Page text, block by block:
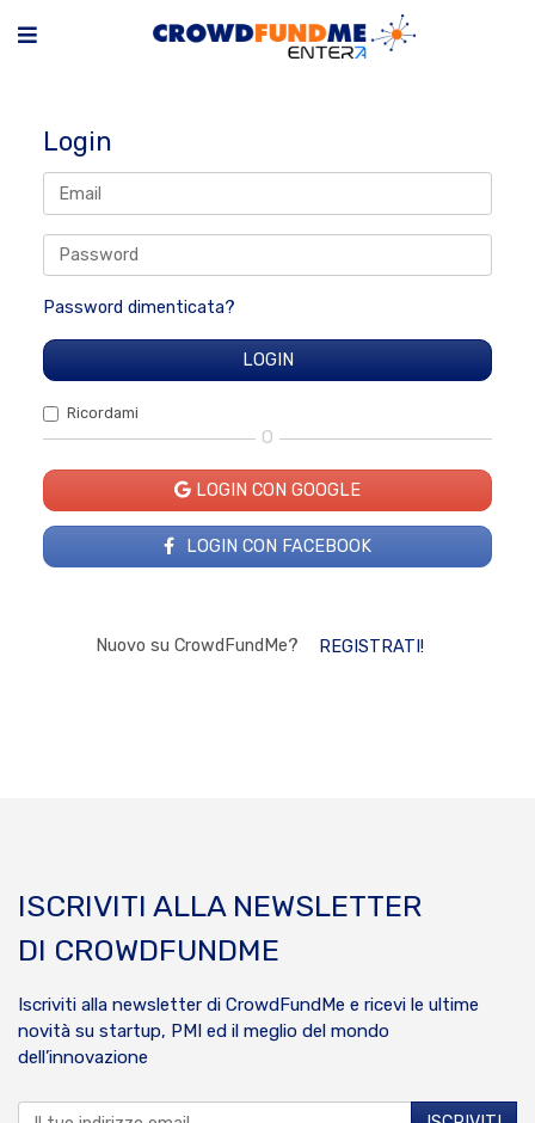
Login
Password dimenticata?
Ricordami
O
LOGIN CON GOOGLE
LOGIN CON FACEBOOK
Nuovo su CrowdFundMe? REGISTRATI!
ISCRIVITI ALLA NEWSLETTER
DI CROWDFUNDME
Iscriviti alla newsletter di CrowdFundMe e ricevi le ultime
novità su startup, PMI ed il meglio del mondo
dell’innovazione